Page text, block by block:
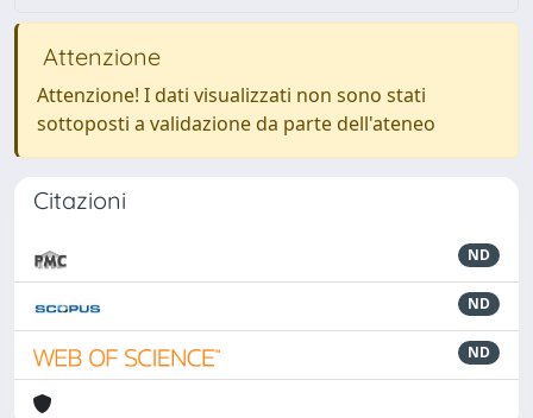
Attenzione
Attenzione! I dati visualizzati non sono stati
sottoposti a validazione da parte dell'ateneo
Citazioni
ND
ND
ND